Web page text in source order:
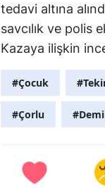
tedavi altına
savcılık ve polis
Kazaya ilişkin
#Çocuk
#Çorlu